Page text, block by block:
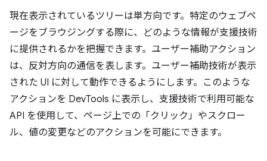
現在表示されているツリーは単方向です。特定のウェブペ
ージをブラウジングする際に、どのような情報が支援技術
に提供されるかを把握できます。ユーザー補助アクション
は、反対方向の通信を表します。ユーザー補助技術が表示
された UI に対して動作できるようにします。このような
アクションを DevTools に表示し、支援技術で利用可能な
API を使用して、ページ上での「クリック」やスクロー
ル、値の変更などのアクションを可能にできます。